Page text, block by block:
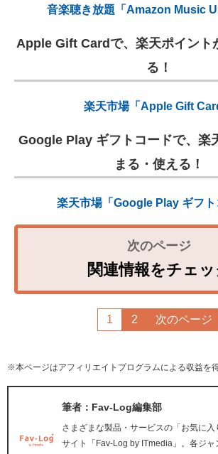
音楽聴き放題「Amazon Music
Apple Gift Cardで、楽天ポイント
る！
楽天市場「Apple Gift
Google Play ギフトコードで、楽
まる・使える！
楽天市場「Google Play ギフト
関連情報をチェッ
1 2 次のページ
※本ページはアフィリエイトプログラムによる収益を
筆者：Fav-Log編集部
さまざまな製品・サービスの「お気に
サイト「Fav-Log by ITmedia」。各ジ